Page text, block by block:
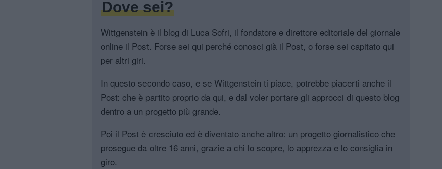
Dove sei?
Wittgenstein è il blog di Luca Sofri, il fondatore e direttore editoriale del giornale
online il Post. Forse sei qui perché conosci già il Post, o forse sei capitato qui
per altri giri.
In questo secondo caso, e se Wittgenstein ti piace, potrebbe piacerti anche il
Post: che è partito proprio da qui, e dal voler portare gli approcci di questo blog
dentro a un progetto più grande.
Poi il Post è cresciuto ed è diventato anche altro: un progetto giornalistico che
prosegue da oltre 16 anni, grazie a chi lo scopre, lo apprezza e lo consiglia in
giro.